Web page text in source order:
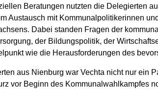
Beratungen nutzten die Delegierten
Austausch mit Kommunalpolitikerinnen
Dabei standen Fragen der
der Bildungspolitik, der
wie die Herausforderungen des
aus Nienburg war Vechta nicht nur ein
vor Beginn des Kommunalwahlkampfes